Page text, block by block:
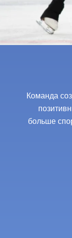
Команда
больше